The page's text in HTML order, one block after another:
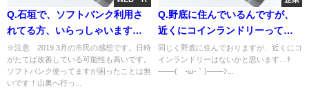
Q.石垣で、ソフトバンク利用さ
れてる方、いらっしゃいます
か？ 長年他社を利用してるんで
すが…ちょっと変えたいなーと
思ってて(´ﾟ艸ﾟ)電波状況とか、
※注意 2019.3月の市民の感想です。日時
がたてば改善している可能性も高いです。
ソフトバンク使ってますが困ったことは無
いです！山奥へ行っ...
Q.野底に住んでいるんですが、
近くにコインランドリーって有
りますか？
同じく野底に住んでおりますが、近くにコ
インランドリーはないかと思います…ﾁ
───(´-ω-｀)───ﾝ...